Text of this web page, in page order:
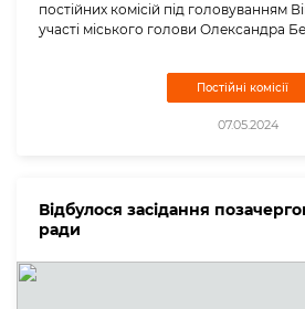
постійних комісій під головуванням
участі міського голови Олександра
Постійні комісії
07.05.2024
Відбулося засідання
ради